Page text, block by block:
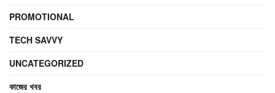
PROMOTIONAL
TECH SAVVY
UNCATEGORIZED
কাজের খবর